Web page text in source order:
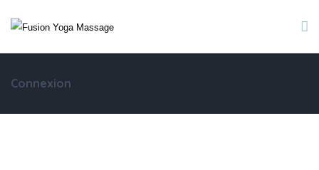
Connexion